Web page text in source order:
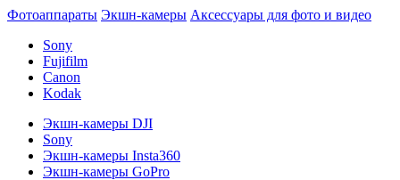
Фотоаппараты Экшн-камеры Аксессуары для фото и видео
Sony
Fujifilm
Canon
Kodak
Экшн-камеры DJI
Sony
Экшн-камеры Insta360
Экшн-камеры GoPro